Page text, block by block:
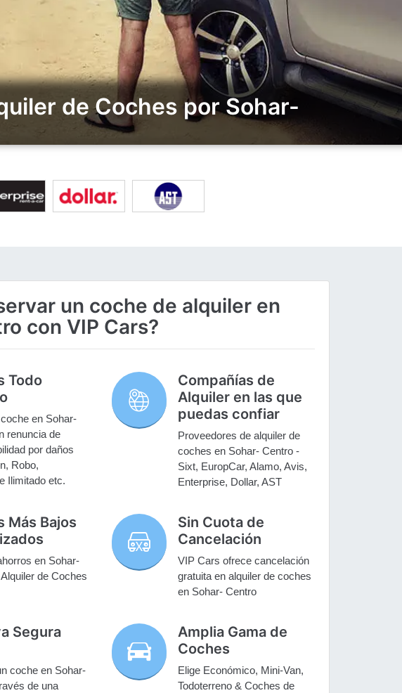
de Coches por Sohar-
un coche de alquiler en
con VIP Cars?
Todo
en Sohar-
renuncia de
por daños
Robo,
Ilimitado etc.
Compañías de
Alquiler en las que
puedas confiar
Proveedores de alquiler de
coches en Sohar- Centro -
Sixt, EuropCar, Alamo, Avis,
Enterprise, Dollar, AST
Más Bajos
en Sohar-
de Coches
Sin Cuota de
Cancelación
VIP Cars ofrece cancelación
gratuita en alquiler de coches
en Sohar- Centro
Segura
coche en Sohar-
de una
Amplia Gama de
Coches
Elige Económico, Mini-Van,
Todoterreno & Coches de